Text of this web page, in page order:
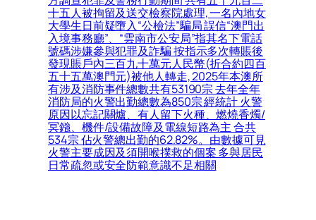
十五人被拘留及送交檢察院處理, 一名內地女
大學生日前疑墮入“公檢法”騙局 誤信“澳門出
入境事務廳”、“雲南市公安局”指其名下電話
號碼涉嫌參與犯罪及詐騙 按指示多次轉賬後
發現賬戶內三百九十萬元人民幣(折合約四百
五十五萬澳門元)被他人轉走, 2025年本澳所
有涉及消防事件總數共有53190宗 去年全年
消防局的火警出勤總數為850宗 經統計 火警
原因以忘記關爐、有人留下火種、燃燒香燭/
冥鏹、機件/設備故障及電線短路為主 合共
534宗 佔火警總出勤的62.82%。由數據可見
火警主要成因及須開喉撲救的個案 多與居民
日常疏忽或安全防範意識不足相關